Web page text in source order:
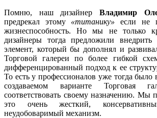
Помню, наш дизайнер Владимир
предрекал этому «титанику» если не
жизнеспособность. Но мы не только
дизайнеры тогда предложили
элемент, который бы дополнял и
Торговой галереи по более гибкой
дифференцированный подход к ее
То есть у профессионалов уже тогда было
создаваемом варианте Торговая
соответствовать своему назначению. Мы
это очень жесткий,
неудобоваримый механизм.